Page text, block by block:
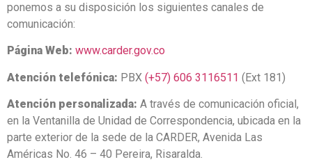
ponemos a su disposición los siguientes canales de
comunicación:
Página Web: www.carder.gov.co
Atención telefónica: PBX (+57) 606 3116511 (Ext 181)
Atención personalizada: A través de comunicación oficial,
en la Ventanilla de Unidad de Correspondencia, ubicada en la
parte exterior de la sede de la CARDER, Avenida Las
Américas No. 46 – 40 Pereira, Risaralda.